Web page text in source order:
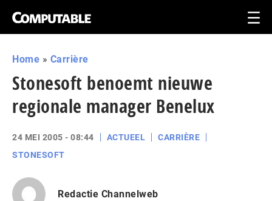
Home » Carrière
Stonesoft benoemt nieuwe
regionale manager Benelux
24 MEI 2005 - 08:44 ACTUEEL
CARRIÈRE
STONESOFT
Redactie Channelweb